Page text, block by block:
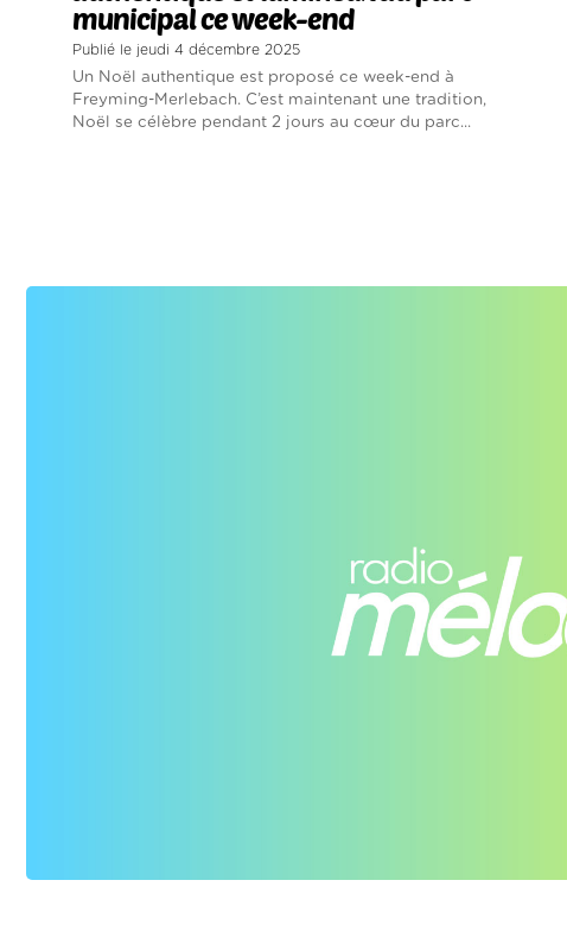
municipal ce week-end
Publié le jeudi 4 décembre 2025
Un Noël authentique est proposé ce week-end à
Freyming-Merlebach. C’est maintenant une tradition,
Noël se célèbre pendant 2 jours au cœur du parc...